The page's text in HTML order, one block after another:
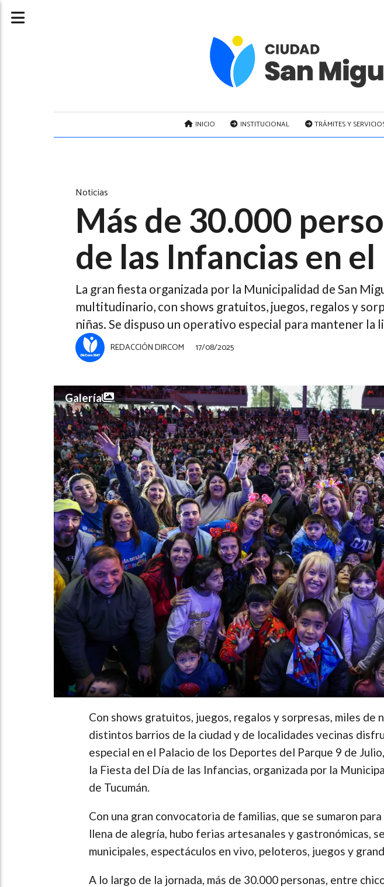
INICIO INSTITUCIONAL TRÁMITES Y
Más de 30.000
de las Infancias en
La gran fiesta organizada por la Municipalidad de San
multitudinario, con shows gratuitos, juegos, regalos y
niñas. Se dispuso un operativo especial para mantener
Noticias
17/08/2025
REDACCIÓN DIRCOM
Galería
Con shows gratuitos, juegos, regalos y sorpresas, miles de
distintos barrios de la ciudad y de localidades vecinas
especial en el Palacio de los Deportes del Parque 9 de
la Fiesta del Día de las Infancias, organizada por la
de Tucumán.
Con una gran convocatoria de familias, que se sumaron
llena de alegría, hubo ferias artesanales y gastronómicas,
municipales, espectáculos en vivo, peloteros, juegos y
A lo largo de la jornada, más de 30.000 personas, entre